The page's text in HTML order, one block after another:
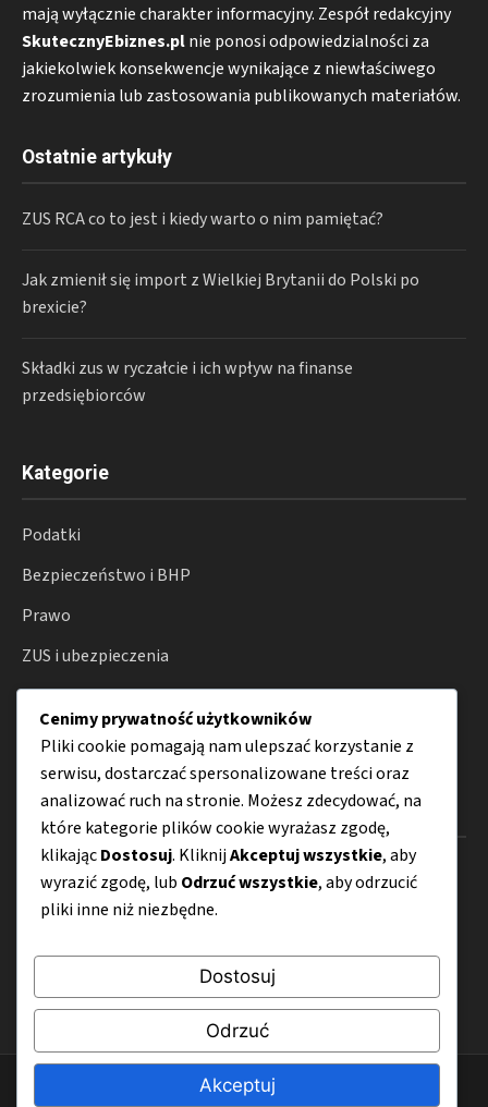
mają wyłącznie charakter informacyjny. Zespół redakcyjny
SkutecznyEbiznes.plnie ponosi odpowiedzialności za
jakiekolwiek konsekwencje wynikające z niewłaściwego
zrozumienia lub zastosowania publikowanych materiałów.
Ostatnie artykuły
ZUS RCA co to jest i kiedy warto o nim pamiętać?
Jak zmienił się import z Wielkiej Brytanii do Polski po
brexicie?
Składki zus w ryczałcie i ich wpływ na finanse
przedsiębiorców
Kategorie
Podatki
Bezpieczeństwo i BHP
Prawo
ZUS i ubezpieczenia
Działalność gospodarcza
Porady
Menu
Kontakt
Mapa strony
Polityka prywatności
© 2026 SkutecznyEbiznes.pl
Cenimy prywatność użytkowników
Pliki cookie pomagają nam ulepszać korzystanie z
serwisu, dostarczać spersonalizowane treści oraz
analizować ruch na stronie. Możesz zdecydować, na
które kategorie plików cookie wyrażasz zgodę,
klikającDostosuj. KliknijAkceptuj wszystkie, aby
wyrazić zgodę, lub Odrzuć wszystkie, aby odrzucić
pliki inne niż niezbędne.
Dostosuj
Odrzuć
Akceptuj